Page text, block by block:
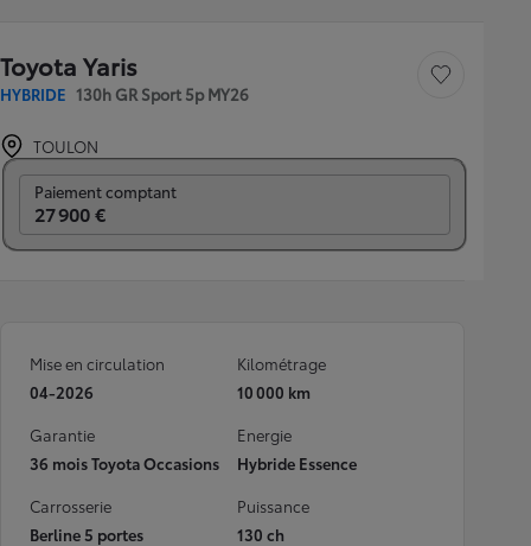
Toyota Yaris
HYBRIDE 130h GR Sport 5p MY26
Sauvegarder le
TOULON
Paiement comptant
27 900 €
Mise en circulation
04-2026
Kilométrage
10 000 km
Garantie
36 mois Toyota Occasions
Energie
Hybride Essence
Carrosserie
Berline 5 portes
Puissance
130 ch